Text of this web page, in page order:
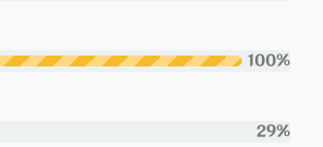
100%
29%